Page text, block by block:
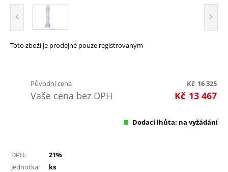
Toto zboží je prodejné pouze registrovaným
Původní cena 16 325
Kč
Vaše cena bez DPH 13 467
Kč
Dodací lhůta: na vyžádání
DPH:
21%
Jednotka:
ks